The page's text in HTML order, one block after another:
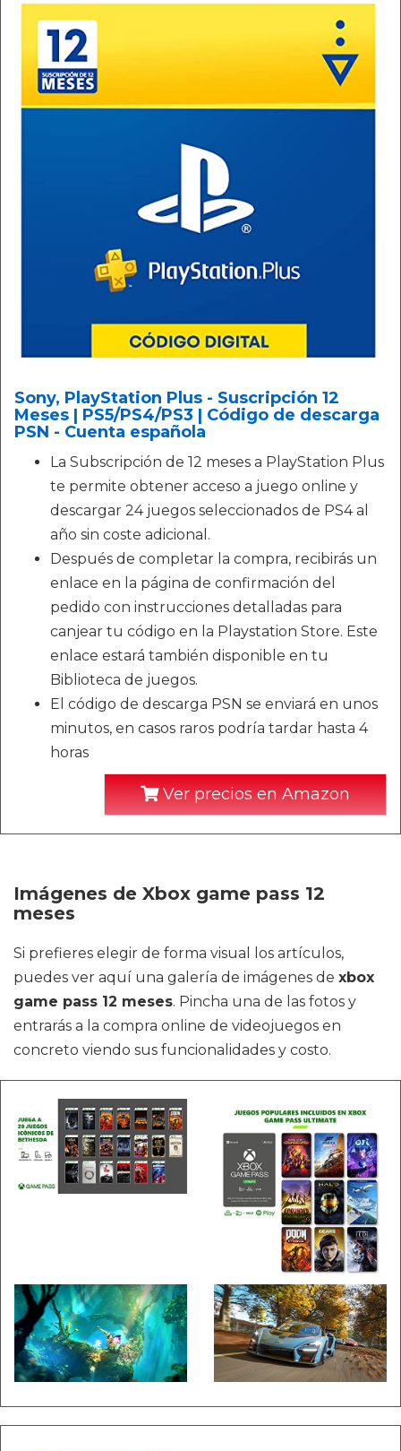
Sony, PlayStation Plus - Suscripción 12
Meses | PS5/PS4/PS3 | Código de descarga
PSN - Cuenta española
La Subscripción de 12 meses a PlayStation Plus
te permite obtener acceso a juego online y
descargar 24 juegos seleccionados de PS4 al
año sin coste adicional.
Después de completar la compra, recibirás un
enlace en la página de confirmación del
pedido con instrucciones detalladas para
canjear tu código en la Playstation Store. Este
enlace estará también disponible en tu
Biblioteca de juegos.
El código de descarga PSN se enviará en unos
minutos, en casos raros podría tardar hasta 4
horas
Ver precios en Amazon
Imágenes de Xbox game pass 12
meses
Si prefieres elegir de forma visual los artículos,
puedes ver aquí una galería de imágenes de xbox
game pass 12 meses. Pincha una de las fotos y
entrarás a la compra online de videojuegos en
concreto viendo sus funcionalidades y costo.